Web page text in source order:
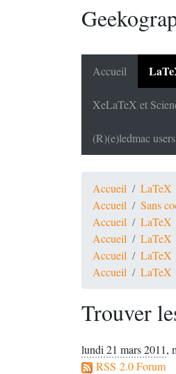
Accueil
XeLaTeX et
(R)(e)ledmac
Accueil LaTeX
Accueil Sans
Accueil LaTeX
Accueil LaTeX
Accueil LaTeX
Accueil LaTeX
Trouver
lundi 21 mars 2011,
RSS 2.0 Forum